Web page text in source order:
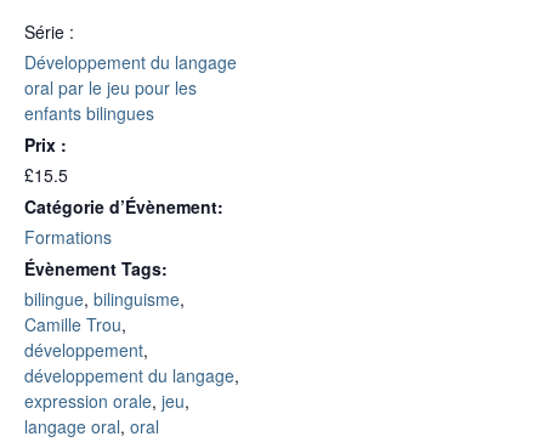
Série :
Développement du langage
oral par le jeu pour les
enfants bilingues
Prix :
£15.5
Catégorie d’Évènement:
Formations
Évènement Tags:
bilingue, bilinguisme,
Camille Trou,
développement,
développement du langage,
expression orale, jeu,
langage oral, oral